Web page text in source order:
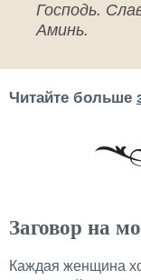
Господь.
Аминь.
Читайте больше
Заговор на
Каждая женщина